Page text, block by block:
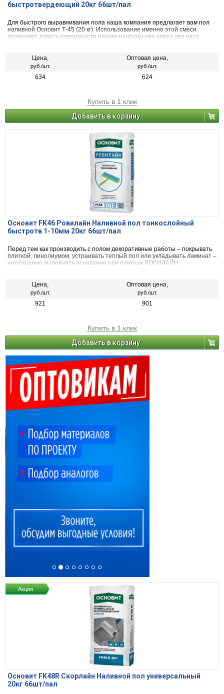
быстротвердеющий 20кг 66шт/пал
Для быстрого выравнивания пола наша компания предлагает вам пол
наливной Основит Т-45 (20 кг). Использование именно этой смеси
позволяет давать поверхности пешую нагрузку уже через два часа
устройство полов. В нашем магазине цена за упаковку Основит
СКОРЛАЙН Т-45 вас приятно удивит!
Цена,
руб./шт.
Оптовая цена,
руб./шт.
634 624
Купить в 1 клик
Добавить в корзину
Основит FK46 Ровилайн Наливной пол тонкослойный
быстротв 1-10мм 20кг 66шт/пал
Перед тем как производить с полом декоративные работы – покрывать
плиткой, линолиумом, устраивать теплый пол или укладывать ламинат –
необходимо выровнять основание при помощи РОВИЛАЙН
Уже через 6 часов поверхности можно давать пешую нагрузку.
Цена,
руб./шт.
Оптовая цена,
руб./шт.
921 901
Купить в 1 клик
Добавить в корзину
Акция
Основит FK48R Скорлайн Наливной пол универсальный
20кг 66шт/пал